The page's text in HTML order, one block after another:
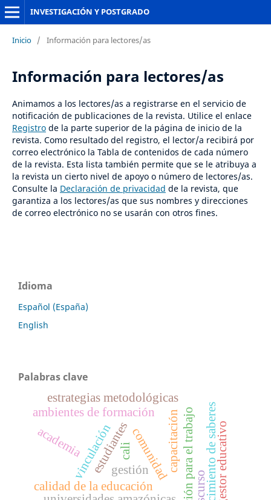
INVESTIGACIÓN Y POSTGRADO
Inicio / Información para lectores/as
Información para lectores/as
Animamos a los lectores/as a registrarse en el servicio de
notificación de publicaciones de la revista. Utilice el enlace
Registrode la parte superior de la página de inicio de la
revista. Como resultado del registro, el lector/a recibirá por
correo electrónico la Tabla de contenidos de cada número
de la revista. Esta lista también permite que se le atribuya a
la revista un cierto nivel de apoyo o número de lectores/as.
Consulte la Declaración de privacidad de la revista, que
garantiza a los lectores/as que sus nombres y direcciones
de correo electrónico no se usarán con otros fines.
Idioma
Español (España)
English
Palabras clave
calidad de la educación
vinculación comunidad
ambientes de formación capacitacióneducación para el trabajofortalecimiento de saberes
estudiantes gestor educativo
gestión
academia
estrategias metodológicas
discurso
cali